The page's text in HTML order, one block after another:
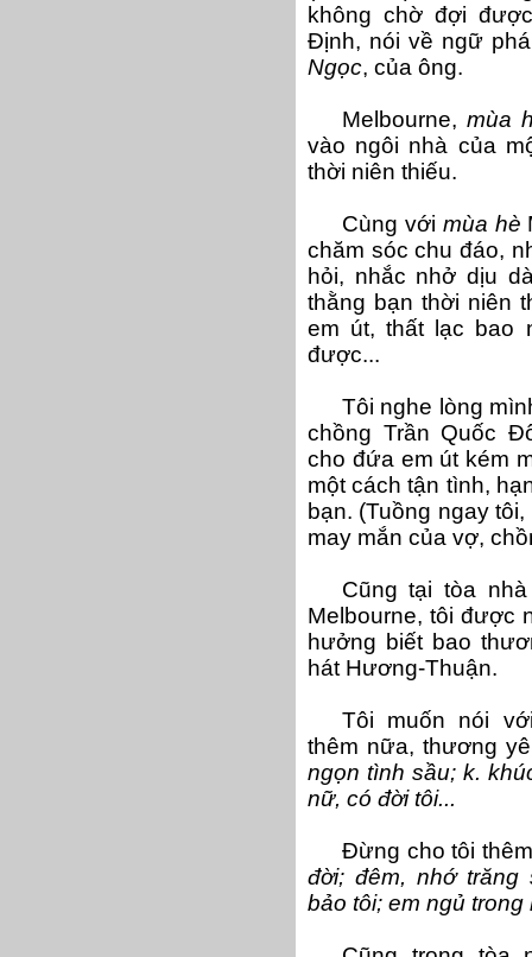
không chờ đợi
Định, nói về ngữ
Ngọc, của ông.
Melbourne, mùa
vào ngôi nhà của
thời niên thiếu.
Cùng với mùa hè
chăm sóc chu đáo,
hỏi, nhắc nhở dịu
thằng bạn thời niên
em út, thất lạc bao
được...
Tôi nghe lòng
chồng Trần Quốc
cho đứa em út kém
một cách tận tình,
bạn. (Tuồng ngay
may mắn của vợ,
Cũng tại tòa
Melbourne, tôi được
hưởng biết bao
hát Hương-Thuận.
Tôi muốn nói
thêm nữa, thương
ngọn tình sầu; k.
nữ, có đời tôi...
Đừng cho tôi
đời; đêm, nhớ
bảo tôi; em ngủ trong